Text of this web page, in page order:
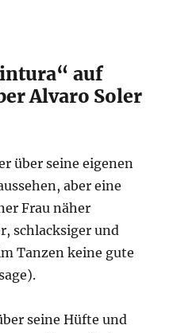
auf
Alvaro Soler
über seine eigenen
aber eine
Frau näher
schlacksiger und
Tanzen keine gute
seine Hüfte und